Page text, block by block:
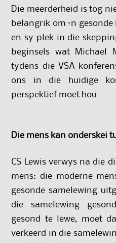
Die meerderheid is tog
belangrik om ‘n
en sy plek in die
beginsels wat Michael
tydens die VSA
ons in die huidige
perspektief moet hou.
Die mens kan onderskei
CS Lewis verwys na die
mens: die moderne
gesonde samelewing
die samelewing
gesond te lewe, moet
verkeerd in die